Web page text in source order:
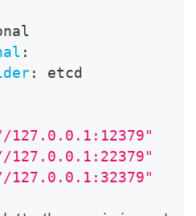
:
:
etcd